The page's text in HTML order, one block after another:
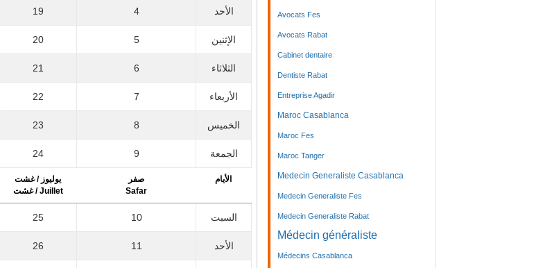
الأحد 4
19
الإثنين 5
20
الثلاثاء 6
21
الأربعاء 7
22
الخميس 8
23
الجمعة 9
24
الأيام
صفر
Safar
يوليوز / غشت
Juillet / غشت
السبت 10
25
الأحد 11
26
Avocats Fes
Avocats Rabat
Cabinet dentaire
Dentiste Rabat
Entreprise Agadir
Maroc Casablanca
Maroc Fes
Maroc Tanger
Medecin Generaliste Casablanca
Medecin Generaliste Fes
Medecin Generaliste Rabat
Médecin généraliste
Médecins Casablanca